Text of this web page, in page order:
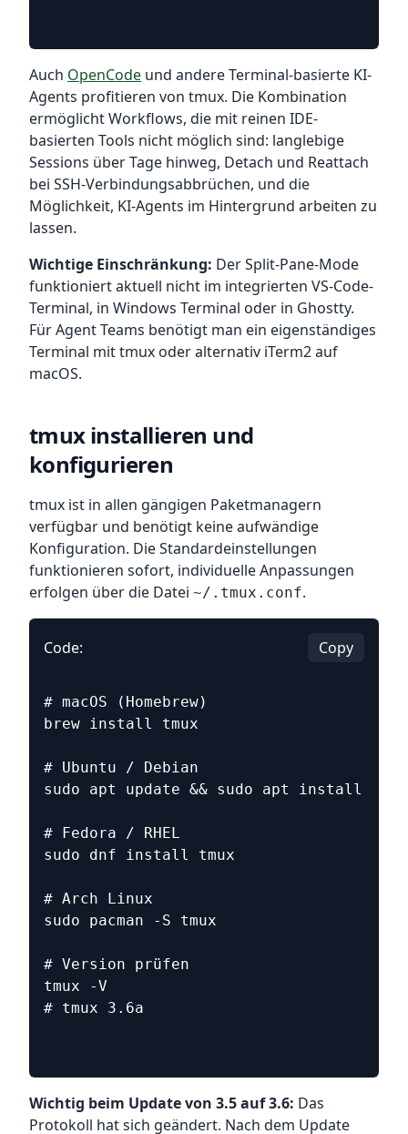
Auch OpenCode und andere Terminal-basierte KI-
Agents profitieren von tmux. Die Kombination
ermöglicht Workflows, die mit reinen IDE-
basierten Tools nicht möglich sind: langlebige
Sessions über Tage hinweg, Detach und Reattach
bei SSH-Verbindungsabbrüchen, und die
Möglichkeit, KI-Agents im Hintergrund arbeiten zu
lassen.
Wichtige Einschränkung: Der Split-Pane-Mode
funktioniert aktuell nicht im integrierten VS-Code-
Terminal, in Windows Terminal oder in Ghostty.
Für Agent Teams benötigt man ein eigenständiges
Terminal mit tmux oder alternativ iTerm2 auf
macOS.
tmux installieren und
konfigurieren
tmux ist in allen gängigen Paketmanagern
verfügbar und benötigt keine aufwändige
Konfiguration. Die Standardeinstellungen
funktionieren sofort, individuelle Anpassungen
erfolgen über die Datei ~/.tmux.conf.
Code: Copy
# macOS (Homebrew)
brew install tmux
# Ubuntu / Debian
sudo apt update && sudo apt install tmux
# Fedora / RHEL
sudo dnf install tmux
# Arch Linux
sudo pacman -S tmux
# Version prüfen
tmux -V
# tmux 3.6a
Wichtig beim Update von 3.5 auf 3.6: Das
Protokoll hat sich geändert. Nach dem Update